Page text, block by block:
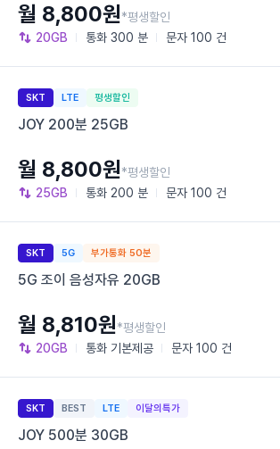
20GB 통화 300 분 문자 100 건
월 8,800원*평생할인
SKT LTE 평생할인
JOY 200분 25GB
25GB 통화 200 분 문자 100 건
월 8,800원*평생할인
SKT 5G 부가통화 50분
5G 조이 음성자유 20GB
20GB 통화 기본제공 문자 100 건
월 8,810원*평생할인
SKT BEST LTE 이달의특가
JOY 500분 30GB